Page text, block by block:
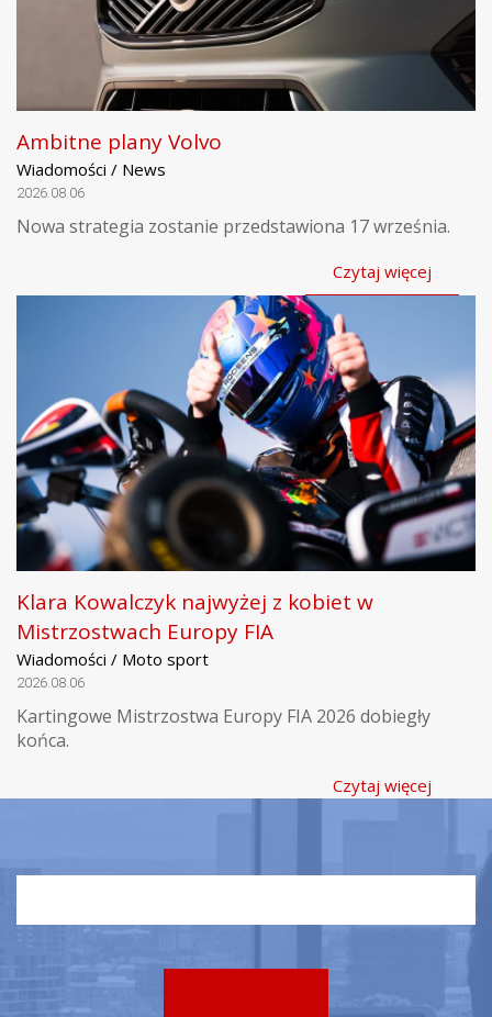
Ambitne plany Volvo
Wiadomości / News
2026.08.06
Nowa strategia zostanie przedstawiona 17 września.
Czytaj więcej
Klara Kowalczyk najwyżej z kobiet w
Mistrzostwach Europy FIA
Wiadomości / Moto sport
2026.08.06
Kartingowe Mistrzostwa Europy FIA 2026 dobiegły
końca.
Czytaj więcej